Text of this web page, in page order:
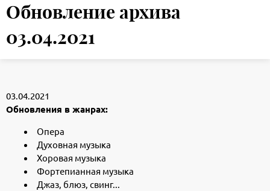
Обновление архива
03.04.2021
03.04.2021
Обновления в жанрах:
Опера
Духовная музыка
Хоровая музыка
Фортепианная музыка
Джаз, блюз, свинг...